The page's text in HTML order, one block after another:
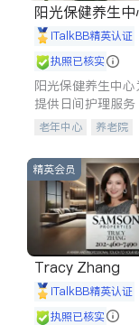
阳光保健养生中
shine
iTalkBB精英认证
执照已核实
阳光保健养生中心
提供日间护理服
通过持续的护理创
老年中心 养老院
精英会员
Tracy Zhang
iTalkBB精英认证
执照已核实